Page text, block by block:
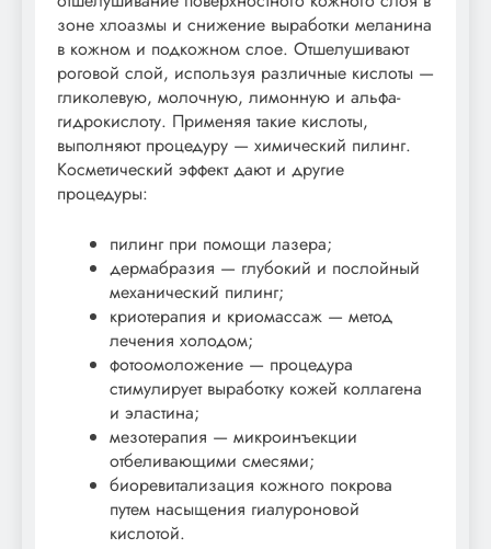
зоне хлоазмы и снижение выработки меланина
в кожном и подкожном слое. Отшелушивают
роговой слой, используя различные кислоты —
гликолевую, молочную, лимонную и альфа-
гидрокислоту. Применяя такие кислоты,
выполняют процедуру — химический пилинг.
Косметический эффект дают и другие
процедуры:
пилинг при помощи лазера;
дермабразия — глубокий и послойный
механический пилинг;
криотерапия и криомассаж — метод
лечения холодом;
фотоомоложение — процедура
стимулирует выработку кожей коллагена
и эластина;
мезотерапия — микроинъекции
отбеливающими смесями;
биоревитализация кожного покрова
путем насыщения гиалуроновой
кислотой.